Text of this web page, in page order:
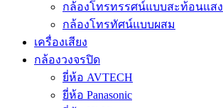
กล้องโทรทรรศน์แบบสะท้อนแสง
กล้องโทรทัศน์แบบผสม
เครื่องเสียง
กล้องวงจรปิด
ยี่ห้อ AVTECH
ยี่ห้อ Panasonic